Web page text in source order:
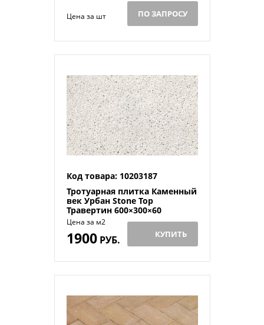
Цена за шт ПО ЗАПРОСУ
Код товара: 10203187
Тротуарная плитка Каменный
век Урбан Stone Top
Травертин 600×300×60
Цена за м2
1900РУБ. КУПИТЬ